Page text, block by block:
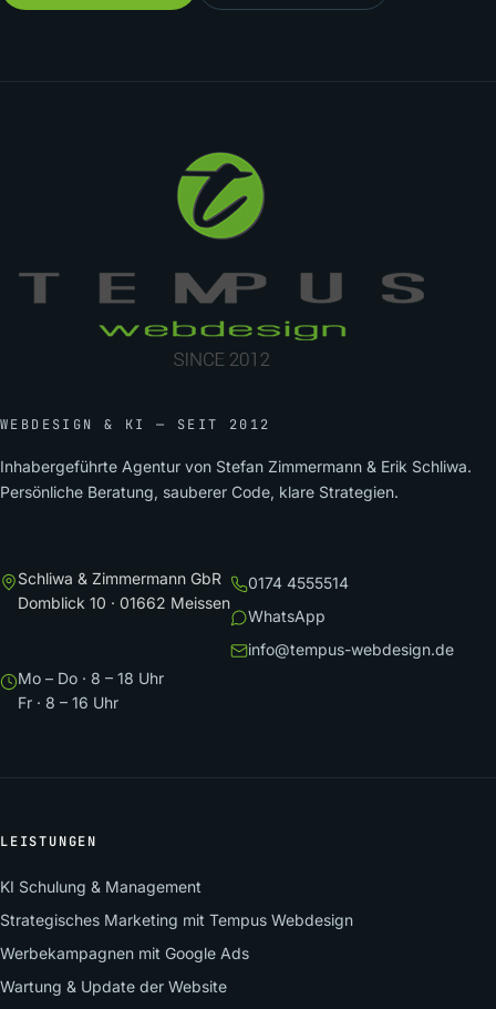
WEBDESIGN & KI — SEIT 2012
Inhabergeführte Agentur von Stefan Zimmermann & Erik Schliwa.
Persönliche Beratung, sauberer Code, klare Strategien.
Schliwa & Zimmermann GbR
Domblick 10 · 01662 Meissen
0174 4555514
WhatsApp
info@tempus-webdesign.de
Mo – Do · 8 – 18 Uhr
Fr · 8 – 16 Uhr
LEISTUNGEN
KI Schulung & Management
Strategisches Marketing mit Tempus Webdesign
Werbekampagnen mit Google Ads
Wartung & Update der Website